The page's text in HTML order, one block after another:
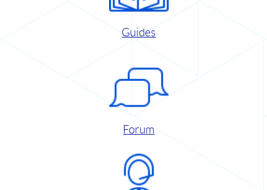
Guides
Forum